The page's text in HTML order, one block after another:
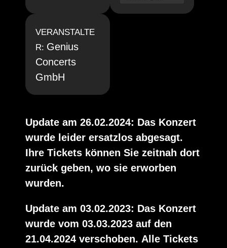
VERANSTALTE
R: Genius
Concerts
GmbH
Update am 26.02.2024: Das Konzert
wurde leider ersatzlos abgesagt.
Ihre Tickets können Sie zeitnah dort
zurück geben, wo sie erworben
wurden.
Update am 03.02.2023: Das Konzert
wurde vom 03.03.2023 auf den
21.04.2024 verschoben. Alle Tickets